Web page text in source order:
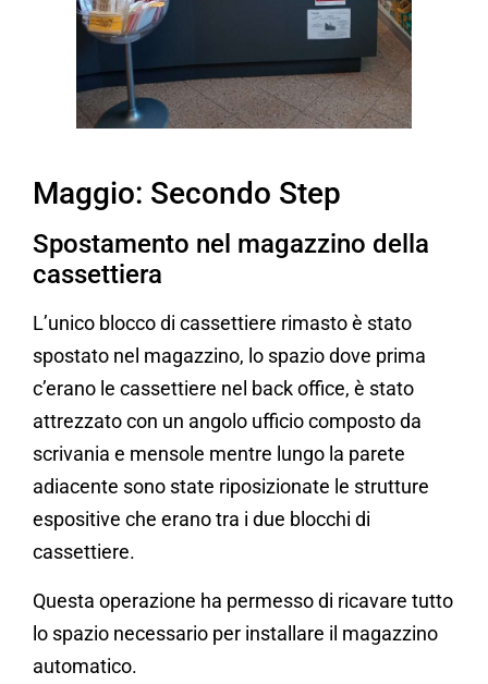
Maggio: Secondo Step
Spostamento nel magazzino della
cassettiera
L’unico blocco di cassettiere rimasto è stato
spostato nel magazzino, lo spazio dove prima
c’erano le cassettiere nel back office, è stato
attrezzato con un angolo ufficio composto da
scrivania e mensole mentre lungo la parete
adiacente sono state riposizionate le strutture
espositive che erano tra i due blocchi di
cassettiere.
Questa operazione ha permesso di ricavare tutto
lo spazio necessario per installare il magazzino
automatico.